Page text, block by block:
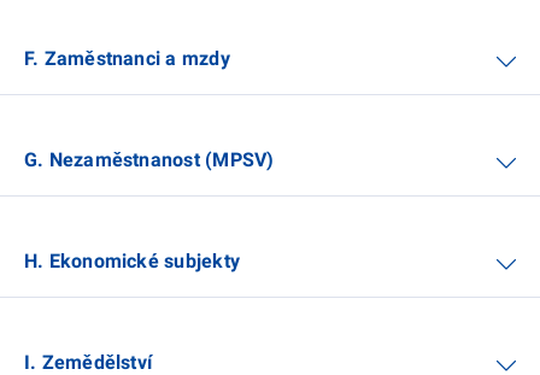
F. Zaměstnanci a mzdy
G. Nezaměstnanost (MPSV)
H. Ekonomické subjekty
I. Zemědělství